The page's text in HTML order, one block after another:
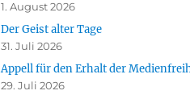
1. August 2026
Der Geist alter Tage
31. Juli 2026
Appell für den Erhalt der
29. Juli 2026